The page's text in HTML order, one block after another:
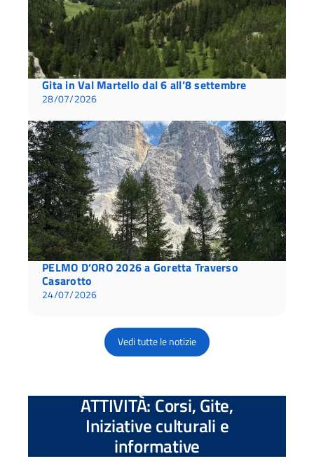
Gita in Val Martello dal 6 all’8 settembre
28/07/2026
PELMO D’ORO 2026 a Goretta Traverso
Casarotto
24/07/2026
Vedi tutte le notizie
ATTIVITÀ: Corsi, Gite,
Iniziative culturali e
informative